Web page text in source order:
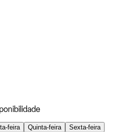
feira Quinta-feira
Sexta-feira